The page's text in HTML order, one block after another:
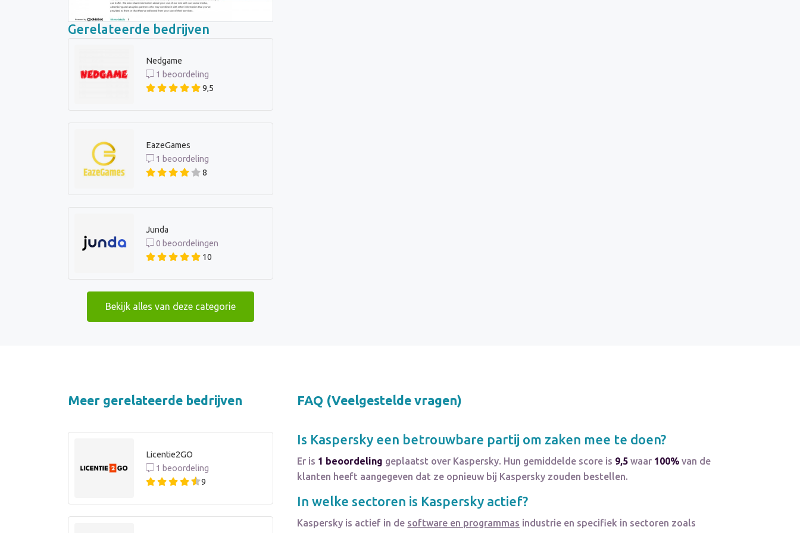
Gerelateerde bedrijven
Nedgame
1 beoordeling
9,5
EazeGames
1 beoordeling
8
Junda
0 beoordelingen
10
Bekijk alles van deze categorie
Meer gerelateerde bedrijven
Licentie2GO
1 beoordeling
9
FAQ (Veelgestelde vragen)
Is Kaspersky een betrouwbare partij om zaken mee te doen?
Er is 1 beoordeling geplaatst over Kaspersky. Hun gemiddelde score is 9,5 waar 100% van de
klanten heeft aangegeven dat ze opnieuw bij Kaspersky zouden bestellen.
In welke sectoren is Kaspersky actief?
Kaspersky is actief in de software en programmas industrie en specifiek in sectoren zoals